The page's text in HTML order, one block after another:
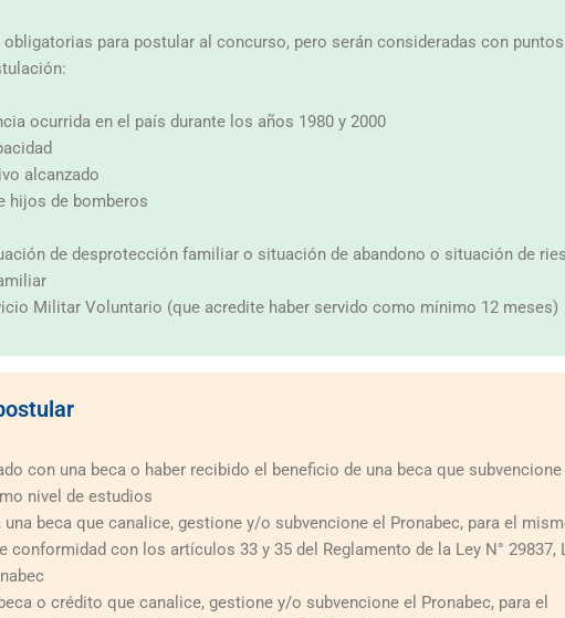
para postular al concurso, pero serán consideradas con puntos
ocurrida en el país durante los años 1980 y 2000
alcanzado
hijos de bomberos
de desprotección familiar o situación de abandono o situación de
Militar Voluntario (que acredite haber servido como mínimo 12 meses)
con una beca o haber recibido el beneficio de una beca que
nivel de estudios
una beca que canalice, gestione y/o subvencione el Pronabec, para el
conformidad con los artículos 33 y 35 del Reglamento de la Ley N° 29837,
o crédito que canalice, gestione y/o subvencione el Pronabec, para el